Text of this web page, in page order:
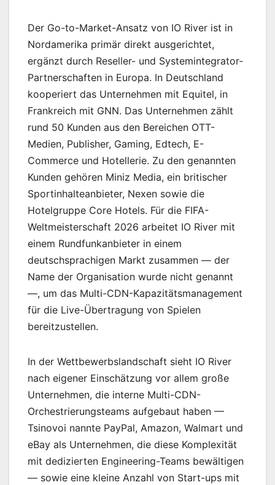
Der Go-to-Market-Ansatz von IO River ist in
Nordamerika primär direkt ausgerichtet,
ergänzt durch Reseller- und Systemintegrator-
Partnerschaften in Europa. In Deutschland
kooperiert das Unternehmen mit Equitel, in
Frankreich mit GNN. Das Unternehmen zählt
rund 50 Kunden aus den Bereichen OTT-
Medien, Publisher, Gaming, Edtech, E-
Commerce und Hotellerie. Zu den genannten
Kunden gehören Miniz Media, ein britischer
Sportinhalteanbieter, Nexen sowie die
Hotelgruppe Core Hotels. Für die FIFA-
Weltmeisterschaft 2026 arbeitet IO River mit
einem Rundfunkanbieter in einem
deutschsprachigen Markt zusammen — der
Name der Organisation wurde nicht genannt
—, um das Multi-CDN-Kapazitätsmanagement
für die Live-Übertragung von Spielen
bereitzustellen.
In der Wettbewerbslandschaft sieht IO River
nach eigener Einschätzung vor allem große
Unternehmen, die interne Multi-CDN-
Orchestrierungsteams aufgebaut haben —
Tsinovoi nannte PayPal, Amazon, Walmart und
eBay als Unternehmen, die diese Komplexität
mit dedizierten Engineering-Teams bewältigen
— sowie eine kleine Anzahl von Start-ups mit